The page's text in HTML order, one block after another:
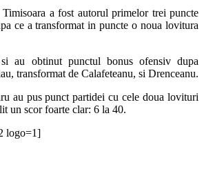
a fost autorul primelor trei puncte
ce a transformat in puncte o noua lovitura
au obtinut punctul bonus ofensiv dupa
transformat de Calafeteanu, si Drenceanu.
au pus punct partidei cu cele doua lovituri
un scor foarte clar: 6 la 40.
logo=1]